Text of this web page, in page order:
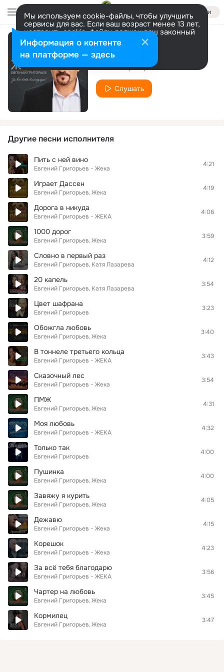
Войти
Мы используем cookie-файлы, чтобы улучшить
сервисы для вас. Если ваш возраст менее 13 лет,
настроить cookie-файлы должен ваш законный
представитель. Больше информации
Разрешить все Настроить
Вымолю тебя
Евгений Григорьев - ЖЕКА
Слушать
Другие песни исполнителя
Пить с ней вино
Евгений Григорьев - Жека
4:21
Играет Дассен
Евгений Григорьев Жека
4:19
Дорога в никуда
Евгений Григорьев - ЖЕКА
4:06
1000 дорог
Евгений Григорьев Жека
3:59
Словно в первый раз
Евгений Григорьев Катя Лазарева
4:12
20 капель
Евгений Григорьев Катя Лазарева
3:54
Цвет шафрана
Евгений Григорьев
3:23
Обожгла любовь
Евгений Григорьев Жека
3:40
В тоннеле третьего кольца
Евгений Григорьев - ЖЕКА
3:43
Сказочный лес
Евгений Григорьев - Жека
3:54
ПМЖ
Евгений Григорьев Жека
4:31
Моя любовь
Евгений Григорьев - ЖЕКА
4:32
Только так
Евгений Григорьев
4:00
Пушинка
Евгений Григорьев Жека
4:00
Завяжу я курить
Евгений Григорьев Жека
4:05
Дежавю
Евгений Григорьев - Жека
4:15
Корешок
Евгений Григорьев - Жека
4:23
За всё тебя благодарю
Евгений Григорьев - ЖЕКА
3:56
Чартер на любовь
Евгений Григорьев Жека
3:45
Кормилец
Евгений Григорьев Жека
3:47
Информация о контенте
на платформе — здесь